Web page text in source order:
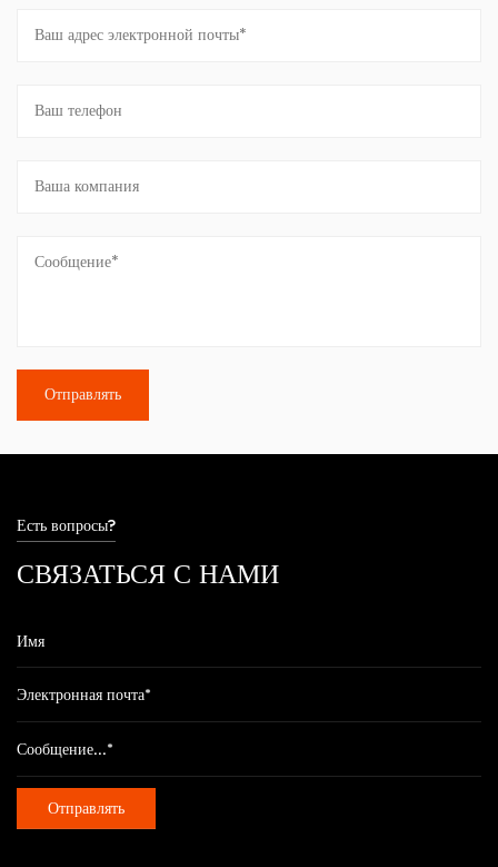
Есть вопросы?
СВЯЗАТЬСЯ С НАМИ